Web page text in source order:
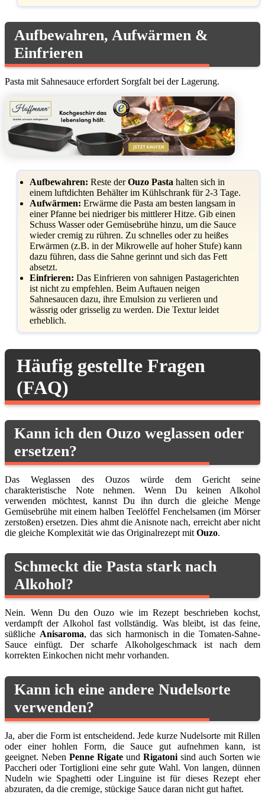
Aufbewahren, Aufwärmen &
Einfrieren
Pasta mit Sahnesauce erfordert Sorgfalt bei der Lagerung.
Aufbewahren: Reste derOuzo Pasta halten sich in
einem luftdichten Behälter im Kühlschrank für 2-3 Tage.
Aufwärmen: Erwärme die Pasta am besten langsam in
einer Pfanne bei niedriger bis mittlerer Hitze. Gib einen
Schuss Wasser oder Gemüsebrühe hinzu, um die Sauce
wieder cremig zu rühren. Zu schnelles oder zu heißes
Erwärmen (z.B. in der Mikrowelle auf hoher Stufe) kann
dazu führen, dass die Sahne gerinnt und sich das Fett
absetzt.
Einfrieren: Das Einfrieren von sahnigen Pastagerichten
ist nicht zu empfehlen. Beim Auftauen neigen
Sahnesaucen dazu, ihre Emulsion zu verlieren und
wässrig oder grisselig zu werden. Die Textur leidet
erheblich.
Häufig gestellte Fragen
(FAQ)
Kann ich den Ouzo weglassen oder
ersetzen?
Das Weglassen des Ouzos würde dem Gericht seine
charakteristische Note nehmen. Wenn Du keinen Alkohol
verwenden möchtest, kannst Du ihn durch die gleiche Menge
Gemüsebrühe mit einem halben Teelöffel Fenchelsamen (im Mörser
zerstoßen) ersetzen. Dies ahmt die Anisnote nach, erreicht aber nicht
die gleiche Komplexität wie das Originalrezept mit Ouzo.
Schmeckt die Pasta stark nach
Alkohol?
Nein. Wenn Du den Ouzo wie im Rezept beschrieben kochst,
verdampft der Alkohol fast vollständig. Was bleibt, ist das feine,
süßliche Anisaroma, das sich harmonisch in die Tomaten-Sahne-
Sauce einfügt. Der scharfe Alkoholgeschmack ist nach dem
korrekten Einkochen nicht mehr vorhanden.
Kann ich eine andere Nudelsorte
verwenden?
Ja, aber die Form ist entscheidend. Jede kurze Nudelsorte mit Rillen
oder einer hohlen Form, die Sauce gut aufnehmen kann, ist
geeignet. Neben Penne Rigate und Rigatoni sind auch Sorten wie
Paccheri oder Tortiglioni eine sehr gute Wahl. Von langen, dünnen
Nudeln wie Spaghetti oder Linguine ist für dieses Rezept eher
abzuraten, da die cremige, stückige Sauce daran nicht gut haftet.